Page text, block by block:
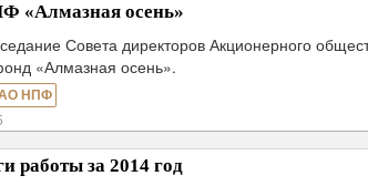
«Алмазная осень»
Совета директоров Акционерного
«Алмазная осень».
НПФ
работы за 2014 год